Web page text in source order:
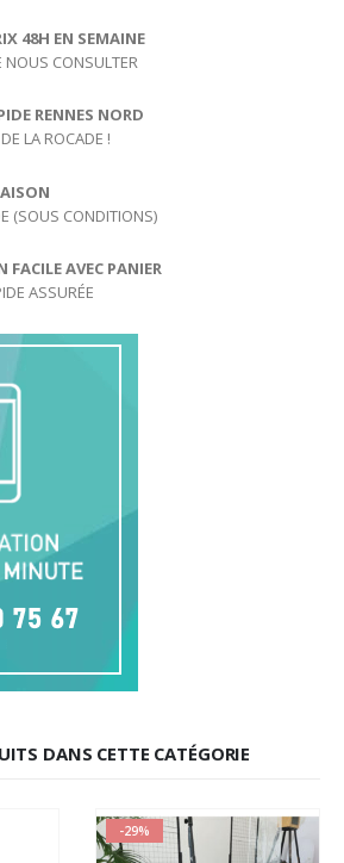
48H EN SEMAINE
NOUS CONSULTER
RENNES NORD
LA ROCADE !
(SOUS CONDITIONS)
FACILE AVEC PANIER
ASSURÉE
DANS CETTE CATÉGORIE
-29%